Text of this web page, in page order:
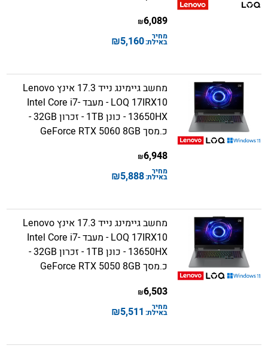
6,089
₪
מחיר
באילת:5,160
₪
מחשב גיימינג נייד 17.3 אינץ Lenovo
LOQ 17IRX10 - מעבד Intel Core i7-
13650HX - כונן 1TB - זכרון 32GB -
כ.מסך GeForce RTX 5060 8GB
6,948
₪
מחיר
באילת:5,888
₪
מחשב גיימינג נייד 17.3 אינץ Lenovo
LOQ 17IRX10 - מעבד Intel Core i7-
13650HX - כונן 1TB - זכרון 32GB -
כ.מסך GeForce RTX 5050 8GB
6,503
₪
מחיר
באילת: 5,511
₪